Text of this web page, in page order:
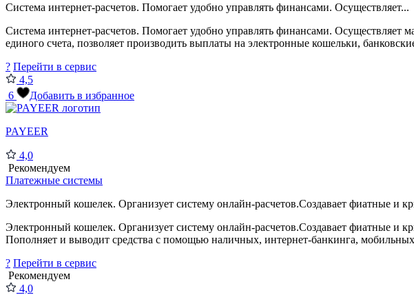
Система интернет-расчетов. Помогает удобно управлять финансами. Осуществляет...
Система интернет-расчетов. Помогает удобно управлять финансами.
единого счета, позволяет производить выплаты на электронные кошельки,
? Перейти в сервис
4,5
6
Добавить в избранное
PAYEER
4,0
Рекомендуем
Платежные системы
Электронный кошелек. Организует систему онлайн-расчетов.Создавает фиатные и
Электронный кошелек. Организует систему онлайн-расчетов.Создавает фиатные и
Пополняет и выводит средства с помощью наличных, интернет-банкинга,
? Перейти в сервис
Рекомендуем
4,0